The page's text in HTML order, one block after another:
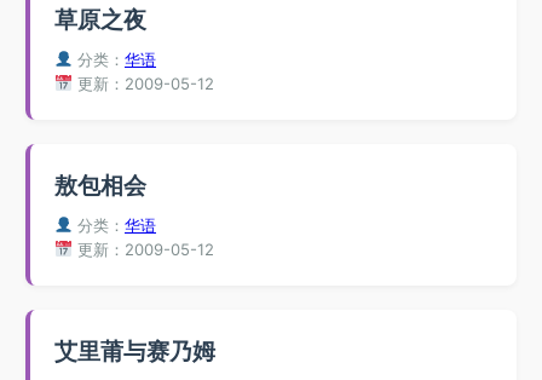
草原之夜
分类：华语
更新：2009-05-12
敖包相会
分类：华语
更新：2009-05-12
艾里莆与赛乃姆